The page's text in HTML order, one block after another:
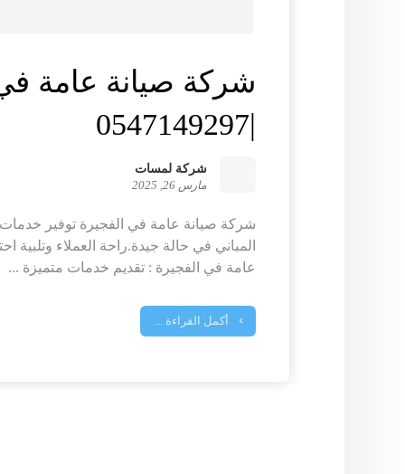
شركة صيانة عامة
|0547149297
شركة لمسات
مارس 26, 2025
شركة صيانة عامة في الفجيرة توفير
المباني في حالة جيدة.راحة العملاء وتلبية
عامة في الفجيرة : تقديم خدمات متميزة ...
أكمل القراءة ...